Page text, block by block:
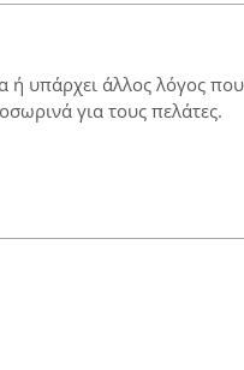
ή υπάρχει άλλος λόγος
για τους πελάτες.